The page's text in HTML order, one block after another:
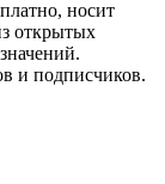
носит
открытых
и подписчиков.